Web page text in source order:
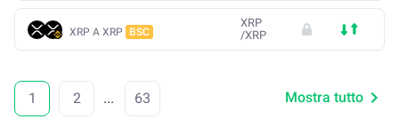
XRP A XRP BSC
XRP
/XRP
1 2 ... 63 Mostra tutto